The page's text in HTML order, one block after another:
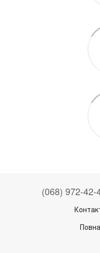
(068) 972-42-